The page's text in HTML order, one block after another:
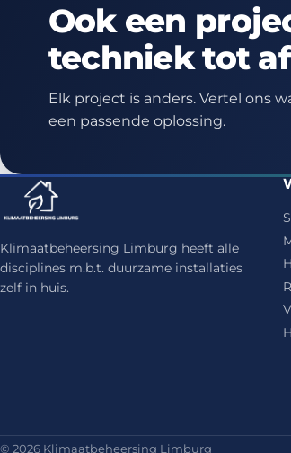
Ook een
techniek tot
Elk project is anders. Vertel ons
een passende oplossing.
Klimaatbeheersing Limburg heeft alle
disciplines m.b.t. duurzame installaties
zelf in huis.
© 2026 Klimaatbeheersing Limburg